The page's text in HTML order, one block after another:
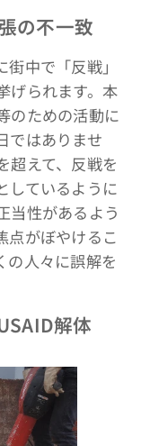
の不一致
中で「反戦」
げられます。本
のための活動に
ではありませ
超えて、反戦を
しているように
当性があるよう
点がぼやけるこ
の人々に誤解を
解体